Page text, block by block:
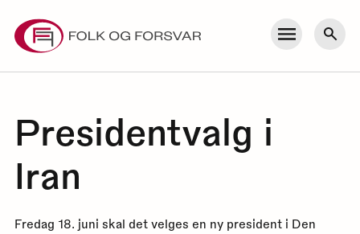
content
Meny Søk
Presidentvalg i
Iran
Fredag 18. juni skal det velges en ny president i Den